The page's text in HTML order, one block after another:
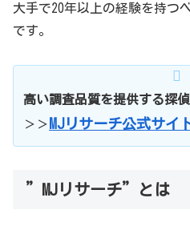
大手で20年以上の経験を持つ
です。
高い調査品質を提供する探
＞＞ MJリサーチ公式サイ
”MJリサーチ”とは